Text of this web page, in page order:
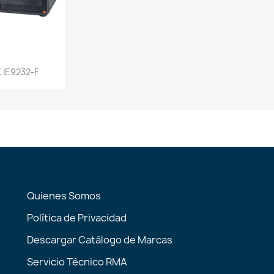
rápida
IE9232-F
Quienes Somos
Política de Privacidad
Descargar Catálogo de Marcas
Servicio Técnico RMA